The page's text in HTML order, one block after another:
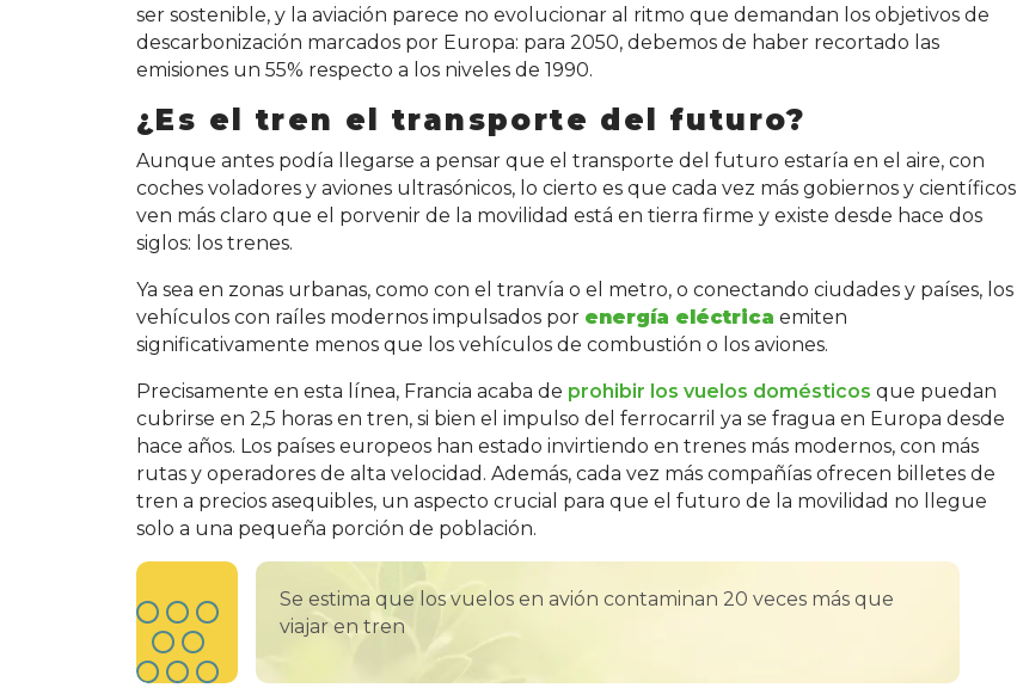
ser sostenible, y la aviación parece no evolucionar al ritmo que demandan los objetivos de
descarbonización marcados por Europa: para 2050, debemos de haber recortado las
emisiones un 55% respecto a los niveles de 1990.
¿Es el tren el transporte del futuro?
Aunque antes podía llegarse a pensar que el transporte del futuro estaría en el aire, con
coches voladores y aviones ultrasónicos, lo cierto es que cada vez más gobiernos y científicos
ven más claro que el porvenir de la movilidad está en tierra firme y existe desde hace dos
siglos: los trenes.
Ya sea en zonas urbanas, como con el tranvía o el metro, o conectando ciudades y países, los
vehículos con raíles modernos impulsados por energía eléctrica emiten
significativamente menos que los vehículos de combustión o los aviones.
Precisamente en esta línea, Francia acaba de prohibir los vuelos domésticos que puedan
cubrirse en 2,5 horas en tren, si bien el impulso del ferrocarril ya se fragua en Europa desde
hace años. Los países europeos han estado invirtiendo en trenes más modernos, con más
rutas y operadores de alta velocidad. Además, cada vez más compañías ofrecen billetes de
tren a precios asequibles, un aspecto crucial para que el futuro de la movilidad no llegue
solo a una pequeña porción de población.
Se estima que los vuelos en avión contaminan 20 veces más que
viajar en tren